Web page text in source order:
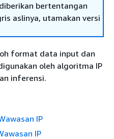
bertentangan
aslinya, utamakan versi
format data input dan
oleh algoritma IP
inferensi.
IP
IP